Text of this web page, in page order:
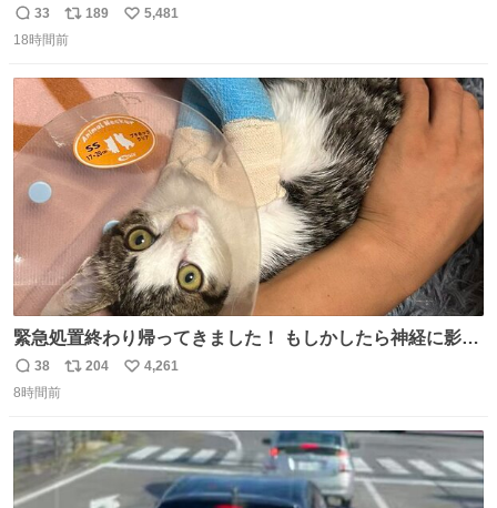
スケールの開発がいいんだよ。
返
信
33
リ
ポ
ト
数
189
い
数
5,481
18時間前
緊急処置終わり帰ってきました！ もしかしたら神経に影響
も出ているのかもと、、その影響で出にくいのもあるかも
との事 内臓エコーもしてみると少し動きが弱いのかもなぁ
て弟にぐるぐる言いながら甘えん坊してました☺️
返
信
38
リ
ト
数
204
い
数
4,261
8時間前